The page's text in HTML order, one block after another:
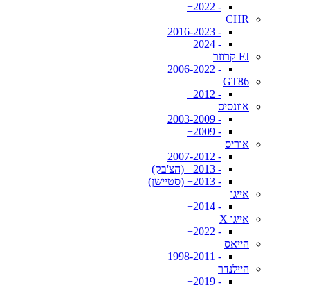
- 2022+
CHR
- 2016-2023
- 2024+
FJ קרוזר
- 2006-2022
GT86
- 2012+
אוונסיס
- 2003-2009
- 2009+
אוריס
- 2007-2012
- 2013+ (הצ'בק)
- 2013+ (סטיישן)
אייגו
- 2014+
אייגו X
- 2022+
הייאס
- 1998-2011
היילנדר
- 2019+